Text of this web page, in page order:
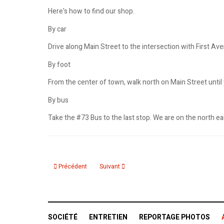
Here's how to find our shop.
By car
Drive along Main Street to the intersection with First
By foot
From the center of town, walk north on Main Street until
By bus
Take the #73 Bus to the last stop. We are on the north
Article précédent : Résultat du tirage des livres "Jacques
Précédent Article suivant : Résultat du tirage des livres
Suivant
SOCIÉTÉ ENTRETIEN REPORTAGE PHOTOS